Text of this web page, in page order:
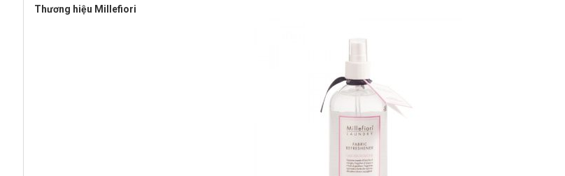
Thương hiệu Millefiori